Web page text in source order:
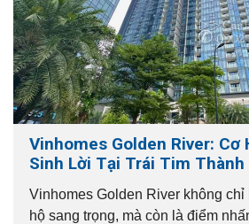
Vinhomes Golden River: Cơ
Sinh Lời Tại Trái Tim Thành
Vinhomes Golden River không chỉ
hộ sang trọng, mà còn là điểm